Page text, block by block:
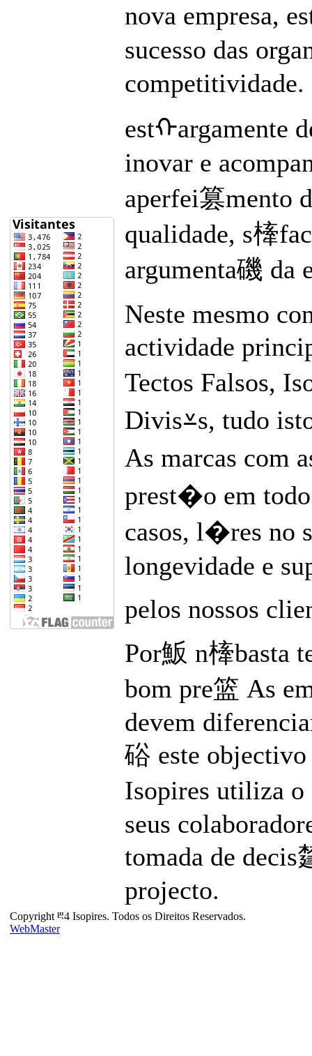
nova empresa,
sucesso das
competitividade.
estᠬargamente
inovar e
aperfei篡mento
qualidade, s㯠
argumenta磯 da
Neste mesmo
actividade
Tectos Falsos,
Divis⩡s, tudo
As marcas com
prest�o em
casos, l�res no
longevidade e
pelos nossos
Por魬 n㯠basta
bom pre篮 As
devem
硲 este objectivo
Isopires utiliza o
seus
tomada de
projecto.
Copyright ⰱ4 Isopires. Todos os Direitos Reservados.
WebMaster